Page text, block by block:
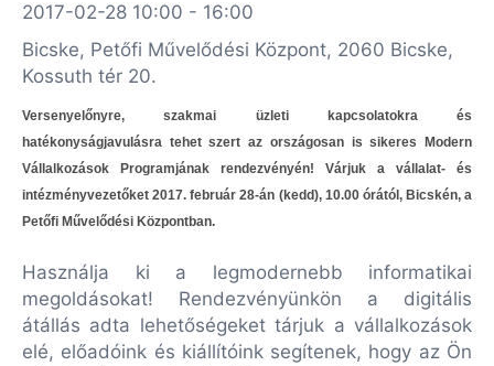
2017-02-28 10:00 - 16:00
Bicske, Petőfi Művelődési Központ, 2060 Bicske,
Kossuth tér 20.
Versenyelőnyre, szakmai üzleti kapcsolatokra és
hatékonyságjavulásra tehet szert az országosan is sikeres Modern
Vállalkozások Programjának rendezvényén! Várjuk a vállalat- és
intézményvezetőket 2017. február 28-án (kedd), 10.00 órától, Bicskén, a
Petőfi Művelődési Központban.
Használja ki a legmodernebb informatikai
megoldásokat! Rendezvényünkön a digitális
átállás adta lehetőségeket tárjuk a vállalkozások
elé, előadóink és kiállítóink segítenek, hogy az Ön